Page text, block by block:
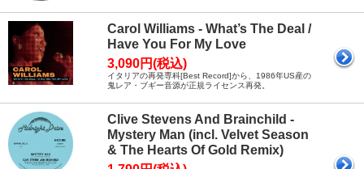
Carol Williams - What’s The Deal /
Have You For My Love
3,090円(税込)
イタリアの再発専科[Best Record]から、1986年US産の
鬼レア・ブギー音源が正規ライセンス再発。
Clive Stevens And Brainchild -
Mystery Man (incl. Velvet Season
& The Hearts Of Gold Remix)